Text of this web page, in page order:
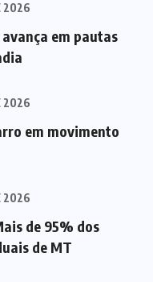
2026
avança em pautas
2026
em movimento
2026
de 95% dos
de MT